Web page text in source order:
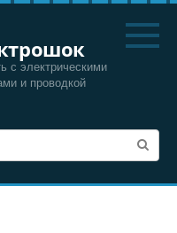
с электрическими
и проводкой